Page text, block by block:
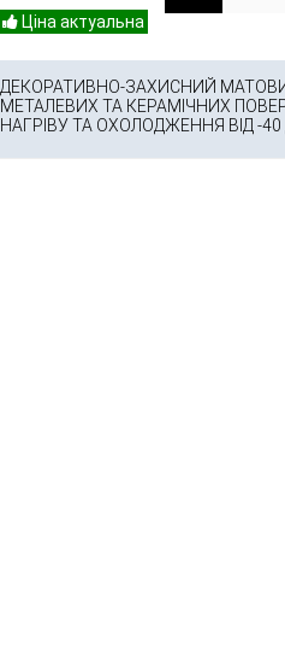
ДЕКОРАТИВНО-ЗАХИСНИЙ
МЕТАЛЕВИХ ТА КЕРАМІЧНИХ
НАГРІВУ ТА ОХОЛОДЖЕННЯ ВІД -40